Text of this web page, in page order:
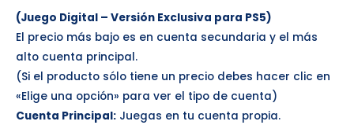
(Juego Digital – Versión Exclusiva para PS5)
El precio más bajo es en cuenta secundaria y el más
alto cuenta principal.
(Si el producto sólo tiene un precio debes hacer clic en
«Elige una opción» para ver el tipo de cuenta)
Cuenta Principal: Juegas en tu cuenta propia.